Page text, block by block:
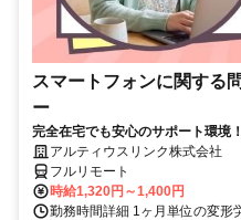
スマートフォンに関する
ー
完全在宅でも安心のサポート環境
アルティウスリンク株式会社
フルリモート
時給1,320円～1,400円
勤務時間詳細 1ヶ月単位の変形